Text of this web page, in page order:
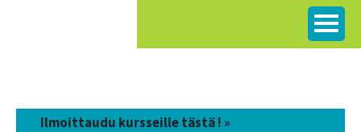
Ilmoittaudu kursseille tästä ! »